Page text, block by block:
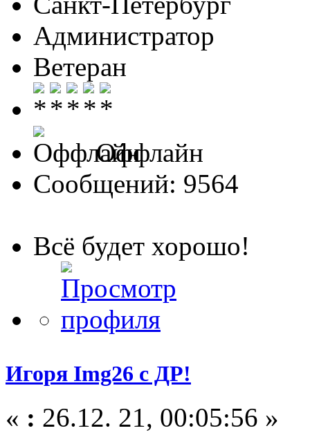
Администратор
Ветеран
Оффлайн
Сообщений: 9564
Всё будет хорошо!
Игоря Img26 с ДР!
« : 26.12. 21, 00:05:56 »